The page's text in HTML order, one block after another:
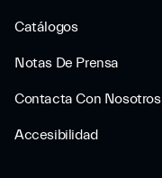
Catálogos
Notas De Prensa
Contacta Con Nosotros
Accesibilidad